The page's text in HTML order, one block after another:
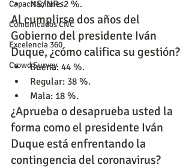
Capacitaciones
Comunicados CNC
Excelencia 360
Crowd Survey
NS/NR: 2 %.
Al cumplirse dos años del
Gobierno del presidente Iván
Duque, ¿cómo califica su gestión?
Buena: 44 %.
Regular: 38 %.
Mala: 18 %.
¿Aprueba o desaprueba usted la
forma como el presidente Iván
Duque está enfrentando la
contingencia del coronavirus?